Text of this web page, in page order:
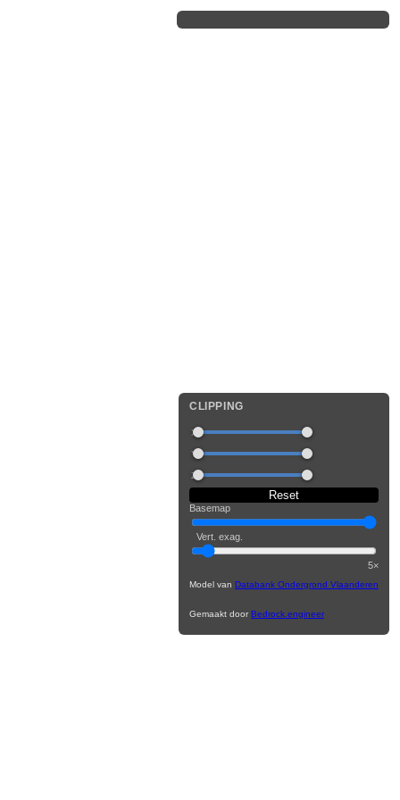
CLIPPING
X
Y
Z
Reset
Basemap
Vert. exag.
5×
Model van Databank Ondergrond Vlaanderen
Gemaakt door Bedrock.engineer